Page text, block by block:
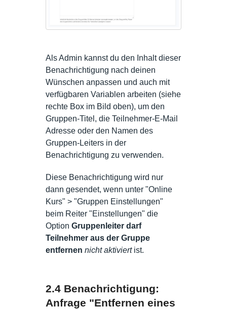
Als Admin kannst du den Inhalt dieser
Benachrichtigung nach deinen
Wünschen anpassen und auch mit
verfügbaren Variablen arbeiten (siehe
rechte Box im Bild oben), um den
Gruppen-Titel, die Teilnehmer-E-Mail
Adresse oder den Namen des
Gruppen-Leiters in der
Benachrichtigung zu verwenden.
Diese Benachrichtigung wird nur
dann gesendet, wenn unter "Online
Kurs" > "Gruppen Einstellungen"
beim Reiter "Einstellungen" die
Option Gruppenleiter darf
Teilnehmer aus der Gruppe
entfernen nicht aktiviertist.
2.4 Benachrichtigung:
Anfrage "Entfernen eines